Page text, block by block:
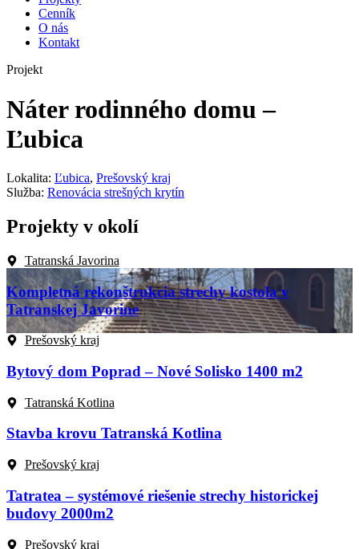
Cenník
O nás
Kontakt
Projekt
Náter rodinného domu –
Ľubica
Lokalita: Ľubica, Prešovský kraj
Služba: Renovácia strešných krytín
Projekty v okolí
Tatranská Javorina
Kompletná rekonštrukcia strechy kostola v
Tatranskej Javorine
Prešovský kraj
Bytový dom Poprad – Nové Solisko 1400 m2
Tatranská Kotlina
Stavba krovu Tatranská Kotlina
Prešovský kraj
Tatratea – systémové riešenie strechy historickej
budovy 2000m2
Prešovský kraj